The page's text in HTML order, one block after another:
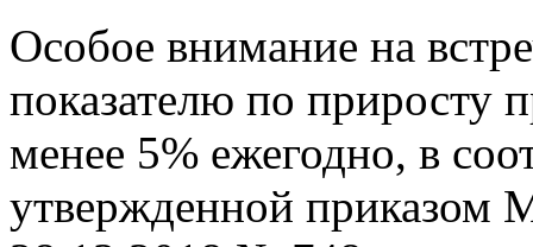
Особое внимание на
показателю по приросту
менее 5% ежегодно, в
утвержденной приказом